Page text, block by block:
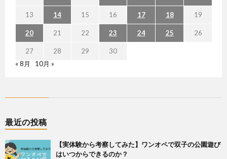
13 14 15 16 17 18 19
20 21 22 23 24 25 26
27 28 29
30
« 8月
10月 »
最近の投稿
【実体験から考察してみた】ワンオペで双子の公園遊び
はいつからできるのか？